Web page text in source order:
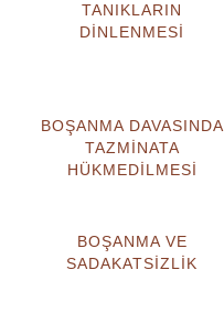
TANIKLARIN
DİNLENMESİ
BOŞANMA DAVASINDA
TAZMİNATA
HÜKMEDİLMESİ
BOŞANMA VE
SADAKATSİZLİK